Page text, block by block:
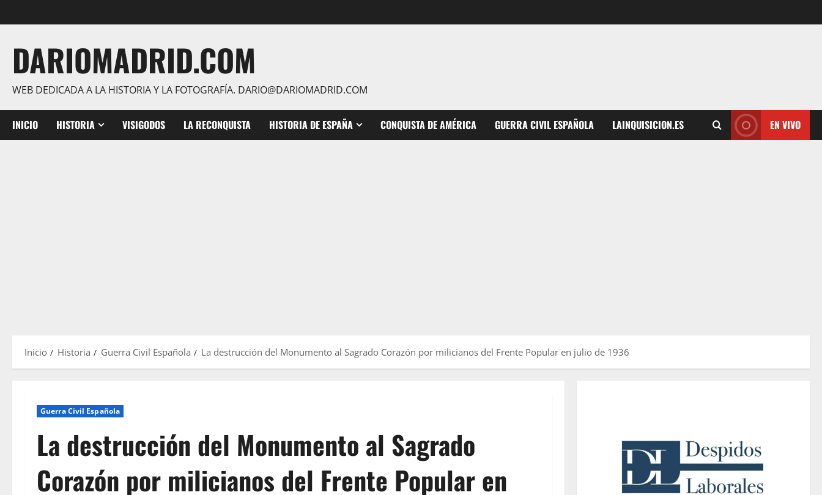
al
DARIOMADRID.COM
WEB DEDICADA A LA HISTORIA Y LA FOTOGRAFÍA. DARIO@DARIOMADRID.COM
INICIO HISTORIA VISIGODOS LA RECONQUISTA HISTORIA DE ESPAÑA CONQUISTA DE AMÉRICA GUERRA CIVIL ESPAÑOLA LAINQUISICION.ES EN VIVO
Inicio Historia Guerra Civil Española La destrucción del Monumento al Sagrado Corazón por milicianos del Frente Popular en julio de 1936
Guerra Civil Española
La destrucción del Monumento al Sagrado
Corazón por milicianos del Frente Popular en